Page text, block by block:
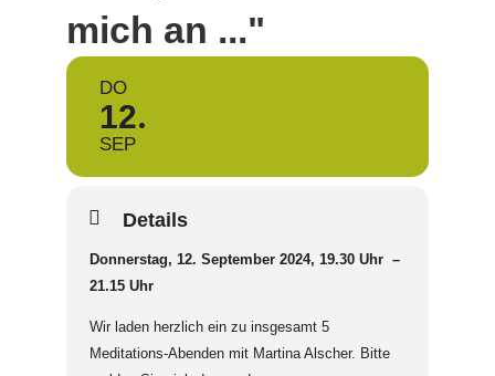
mich an ..."
DO
12
SEP
Details
Donnerstag, 12. September 2024, 19.30 Uhr –
21.15 Uhr
Wir laden herzlich ein zu insgesamt 5
Meditations-Abenden mit Martina Alscher. Bitte